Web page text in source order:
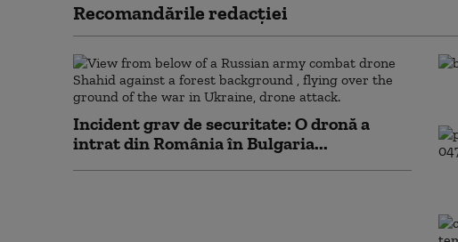
Recomandările redacţiei
Incident grav de securitate: O dronă a
intrat din România în Bulgaria...